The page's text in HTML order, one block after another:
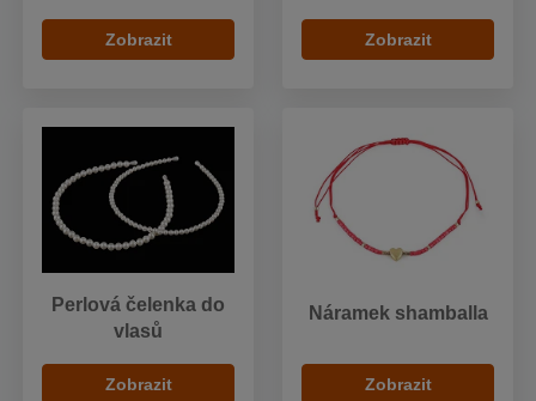
Zobrazit Zobrazit
Perlová čelenka do
vlasů
Zobrazit
Náramek shamballa
Zobrazit